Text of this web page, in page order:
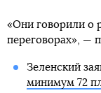
«Они говорили о
переговорах», —
Зеленский
минимум 72